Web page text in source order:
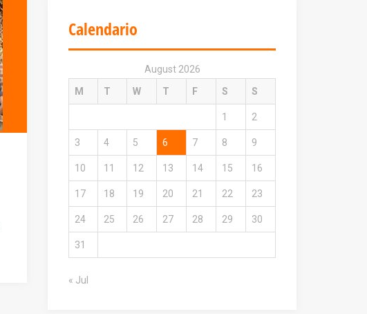
Calendario
August 2026
M
T W T F S S
1 2
3 4 5 6 7 8 9
10 11 12 13 14 15 16
17 18 19 20 21 22 23
24 25 26 27 28 29 30
31
« Jul